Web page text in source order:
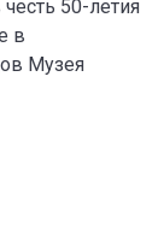
50-летия
в
Музея